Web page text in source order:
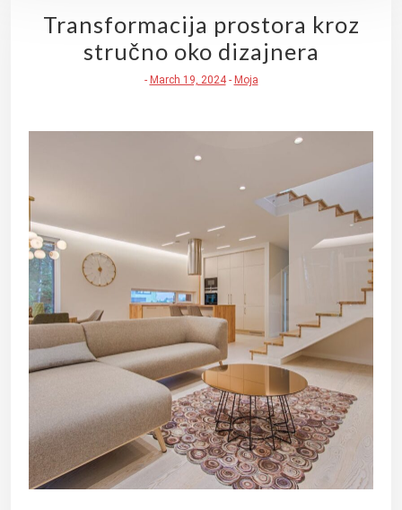
Transformacija prostora kroz
stručno oko dizajnera
- March 19, 2024- Moja